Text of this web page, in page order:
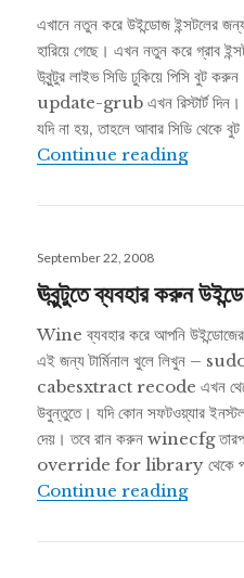
এখানে নতুন করে উইন্ডোজ ইন্সটলের
হারিয়ে গেছে। এখন নতুন করে গ্রাব
উবুন্টুর লাইভ সিডি ঢুকিয়ে পিসি বুট
update-grub এখন রিস্টার্ট দিন।
যদি না হয়, তাহলে আবার সিডি থেকে
Continue readingনতুন করে
Posted
September 22, 2008
ঊবুন্টুতে ব্যবহার করুন
Wine ব্যবহার করে আপনি উইন্ডোজের
এই জন্য টার্মিনাল খুলে লিখুন
cabesxtract recode এখন থেকে
উবুন্তুতে। যদি কোন সফটওয়্যার
দেয়। তবে রান করুন winecfg
override for library থেকে
Continue readingঊবুন্টুতে